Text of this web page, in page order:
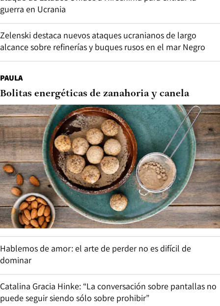
guerra en Ucrania
Zelenski destaca nuevos ataques ucranianos de largo
alcance sobre refinerías y buques rusos en el mar Negro
PAULA
Bolitas energéticas de zanahoria y canela
Hablemos de amor: el arte de perder no es difícil de
dominar
Catalina Gracia Hinke: “La conversación sobre pantallas no
puede seguir siendo sólo sobre prohibir”